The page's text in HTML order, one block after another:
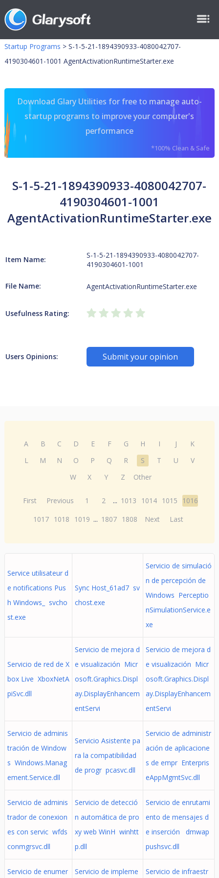
Startup Programs > S-1-5-21-1894390933-4080042707-
4190304601-1001 AgentActivationRuntimeStarter.exe
Download Glary Utilities for free to manage auto-
startup programs to improve your computer's
performance
*100% Clean & Safe
S-1-5-21-1894390933-4080042707-
4190304601-1001
AgentActivationRuntimeStarter.exe
Item Name:
S-1-5-21-1894390933-4080042707-
4190304601-1001
File Name: AgentActivationRuntimeStarter.exe
Usefulness Rating:
Users Opinions: Submit your opinion
A B C D E F G H I J
K
L
M N O P Q R S T U
V
W
X Y Z Other
First Previous 1 2 ... 1013 1014 1015
1016
1017 1018 1019 ... 1807 1808 Next Last
Service utilisateur d
e notifications Pus
h Windows_ svcho
st.exe
Sync Host_61ad7 sv
chost.exe
Servicio de simulació
n de percepción de
Windows Perceptio
nSimulationService.e
xe
Servicio de red de X
box Live XboxNetA
piSvc.dll
Servicio de mejora d
e visualización Micr
osoft.Graphics.Displ
ay.DisplayEnhancem
entServi
Servicio de mejora d
e visualización Micr
osoft.Graphics.Displ
ay.DisplayEnhancem
entServi
Servicio de adminis
tración de Window
s Windows.Manag
ement.Service.dll
Servicio Asistente pa
ra la compatibilidad
de progr pcasvc.dll
Servicio de administr
ación de aplicacione
s de empr Enterpris
eAppMgmtSvc.dll
Servicio de adminis
trador de conexion
es con servic wfds
conmgrsvc.dll
Servicio de detecció
n automática de pro
xy web WinH winhtt
p.dll
Servicio de enrutami
ento de mensajes d
e inserción dmwap
pushsvc.dll
Servicio de enumer Servicio de impleme Servicio de infraestr